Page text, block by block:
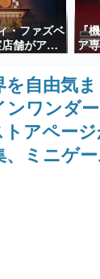
入り記事
散数が数千以上！
くの人々に読まれた
とめました。
ムの企画書
ームクリエイターの
、ヒットする企画（
。
語を解いてはいけな
した短編ホラー小説
・ファズベ
舗がアメ
ープン！
開発、食
ショーや
楽しめる
『
ア
散
本
ー
ム
自由気
ンワンダ
トアペー
ミニゲ